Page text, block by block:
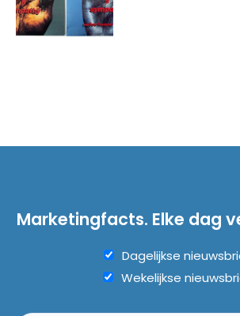
Marketingfacts. Elke dag
Dagelijkse
Wekelijkse